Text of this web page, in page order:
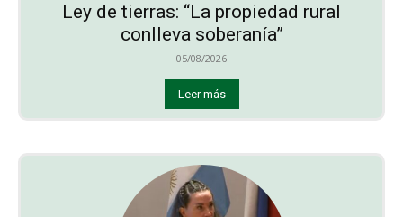
Ley de tierras: “La propiedad rural
conlleva soberanía”
05/08/2026
Leer más